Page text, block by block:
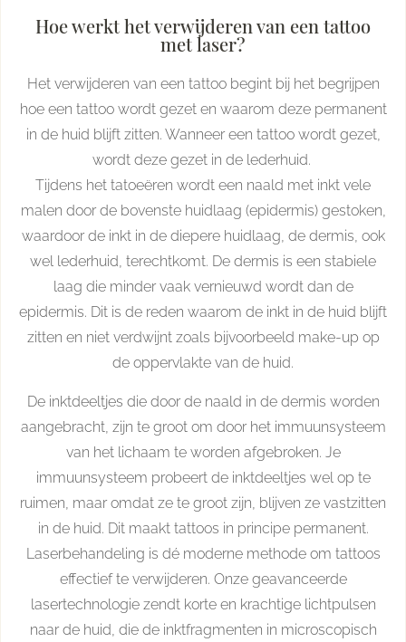
Hoe werkt het verwijderen van een tattoo
met laser?
Het verwijderen van een tattoo begint bij het begrijpen
hoe een tattoo wordt gezet en waarom deze permanent
in de huid blijft zitten. Wanneer een tattoo wordt gezet,
wordt deze gezet in de lederhuid.
Tijdens het tatoeëren wordt een naald met inkt vele
malen door de bovenste huidlaag (epidermis) gestoken,
waardoor de inkt in de diepere huidlaag, de dermis, ook
wel lederhuid, terechtkomt. De dermis is een stabiele
laag die minder vaak vernieuwd wordt dan de
epidermis. Dit is de reden waarom de inkt in de huid blijft
zitten en niet verdwijnt zoals bijvoorbeeld make-up op
de oppervlakte van de huid.
De inktdeeltjes die door de naald in de dermis worden
aangebracht, zijn te groot om door het immuunsysteem
van het lichaam te worden afgebroken. Je
immuunsysteem probeert de inktdeeltjes wel op te
ruimen, maar omdat ze te groot zijn, blijven ze vastzitten
in de huid. Dit maakt tattoos in principe permanent.
Laserbehandeling is dé moderne methode om tattoos
effectief te verwijderen. Onze geavanceerde
lasertechnologie zendt korte en krachtige lichtpulsen
naar de huid, die de inktfragmenten in microscopisch